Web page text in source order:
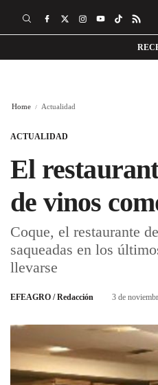
Home Actualidad
ACTUALIDAD
El
de vinos
Coque, el restaurante
saqueadas en los
llevarse
EFEAGRO / Redacción 3 de